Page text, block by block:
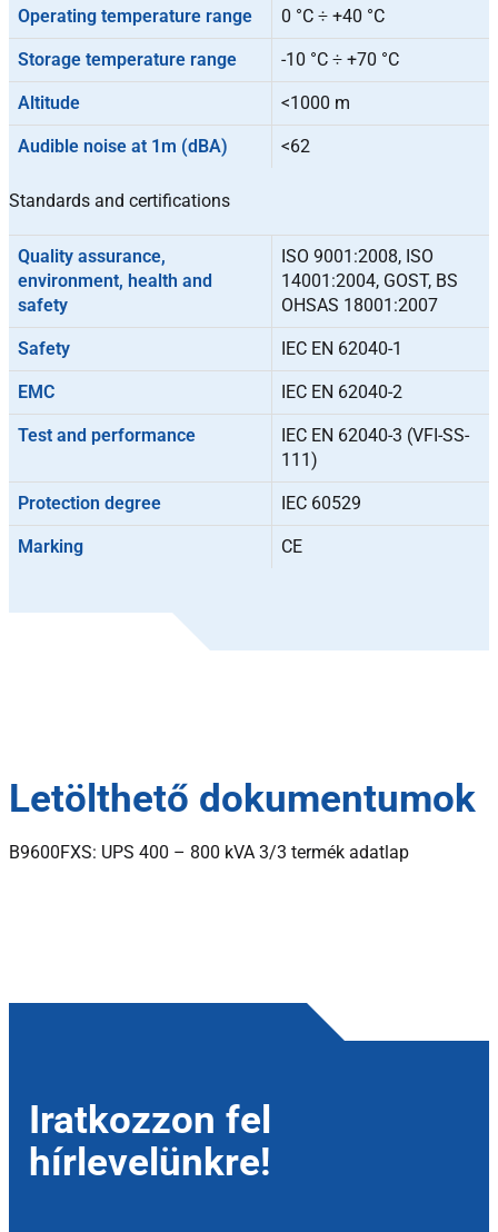
Operating temperature range 0 °C ÷ +40 °C
Storage temperature range -10 °C ÷ +70 °C
Altitude <1000 m
Audible noise at 1m (dBA) <62
Standards and certifications
Quality assurance,
environment, health and
safety
ISO 9001:2008, ISO
14001:2004, GOST, BS
OHSAS 18001:2007
Safety IEC EN 62040-1
EMC IEC EN 62040-2
Test and performance
IEC EN 62040-3 (VFI-SS-
111)
Protection degree IEC 60529
Marking CE
Letölthető dokumentumok
B9600FXS: UPS 400 – 800 kVA 3/3 termék adatlap
Iratkozzon fel
hírlevelünkre!